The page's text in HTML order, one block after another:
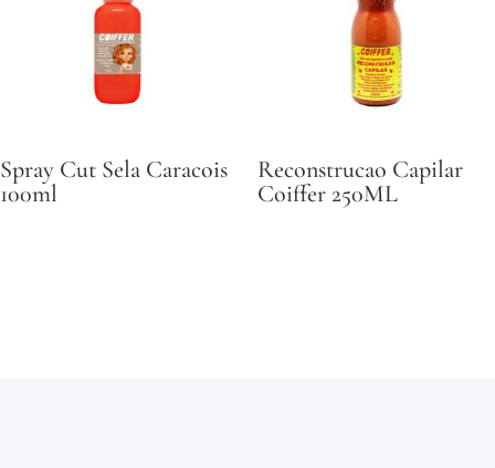
Spray Cut Sela Caracois
100ml
Reconstrucao Capilar
Coiffer 250ML